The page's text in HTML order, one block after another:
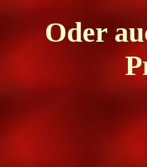
Oder